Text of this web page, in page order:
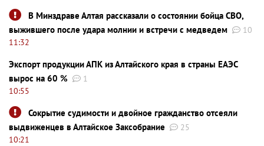
В Минздраве Алтая рассказали о состоянии бойца СВО,
выжившего после удара молнии и встречи с медведем
10
11:32
Экспорт продукции АПК из Алтайского края в страны ЕАЭС
вырос на 60 %
1
10:55
Сокрытие судимости и двойное гражданство отсеяли
выдвиженцев в Алтайское Заксобрание
25
10:21